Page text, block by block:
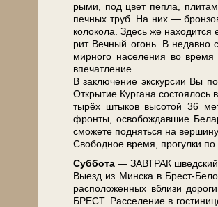
ры­ми, под цвет пеп­ла,
печ­ных труб. На них —
ко­ло­ко­ла. Здесь же
рит Веч­ный огонь. В не­дав­но
мирного на­се­ле­ния во вре­мя
впе­чат­ле­ние…
В за­клю­че­ние экс­кур­сии Вы
Открытие Кур­га­на состоялось
ты­рёх штыков вы­со­той 36
фронты, освобождавшие
смо­же­те под­нять­ся на
Сво­бод­ное вре­мя, про­гул­ки
Суб­бо­та — ЗАВ­ТРАК швед­ский
Выезд из Мин­ска в Брест-
рас­по­ло­жен­ных вбли­зи
БРЕСТ. Расселение в